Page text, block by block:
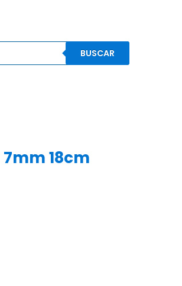
BUSCAR
18cm